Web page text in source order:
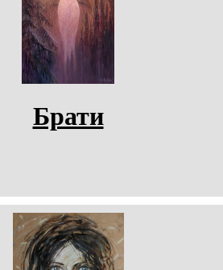
Брати